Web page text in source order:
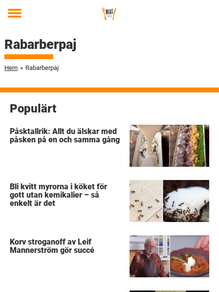
Toggle
Rabarberpaj
Hem » Rabarberpaj
Populärt
Påsktallrik: Allt du älskar med
påsken på en och samma gång
Bli kvitt myrorna i köket för
gott utan kemikalier – så
enkelt är det
Korv stroganoff av Leif
Mannerström gör succé